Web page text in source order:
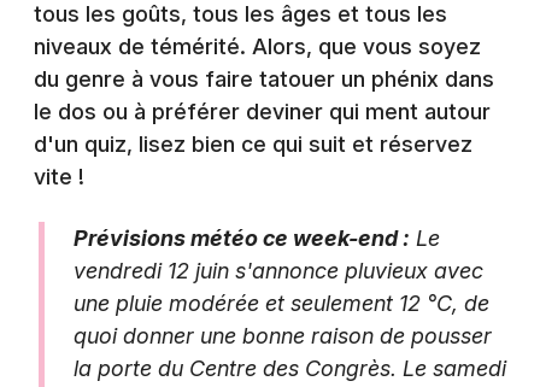
Newsletter des sorties
Artistes en tournée
Magazine à Épinal
tous les goûts, tous les âges et tous les
niveaux de témérité. Alors, que vous soyez
du genre à vous faire tatouer un phénix dans
le dos ou à préférer deviner qui ment autour
d'un quiz, lisez bien ce qui suit et réservez
vite !
Prévisions météo ce week-end : Le
vendredi 12 juin s'annonce pluvieux avec
une pluie modérée et seulement 12 °C, de
quoi donner une bonne raison de pousser
la porte du Centre des Congrès. Le samedi